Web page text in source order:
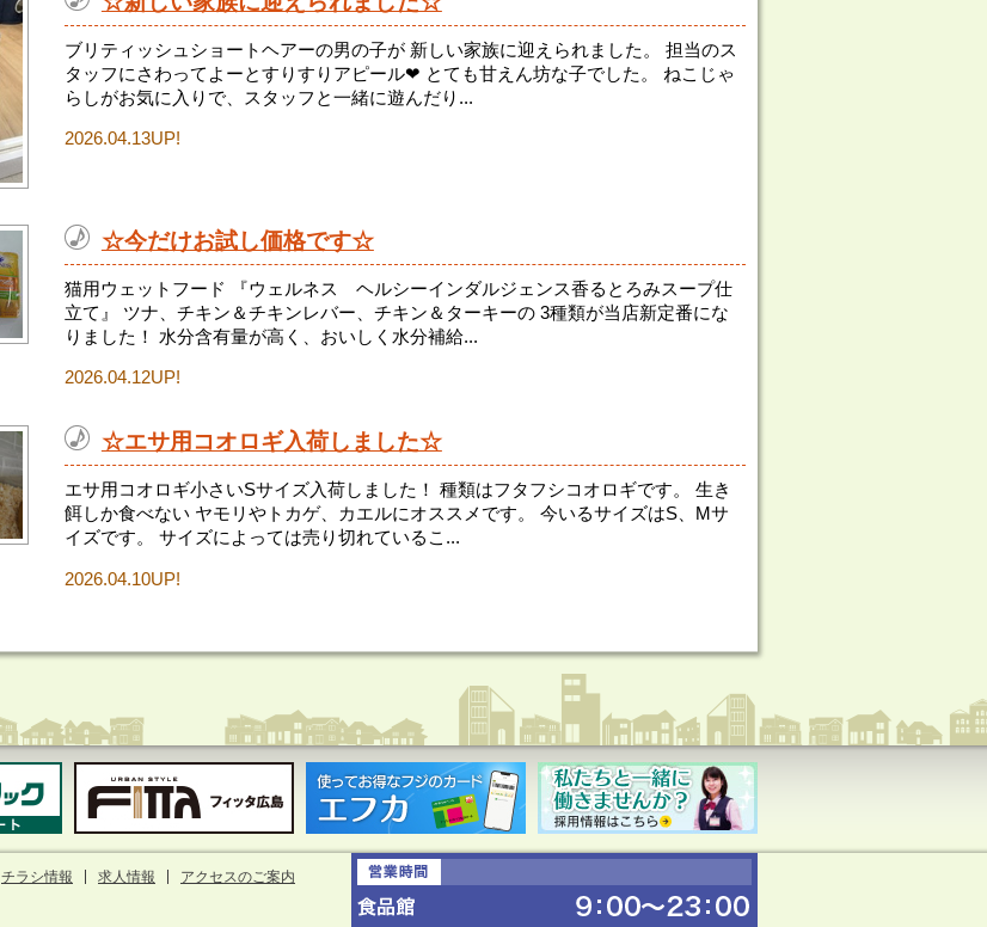
ブリティッシュショートヘアーの男の子が 新しい家族に迎えられました。 担当のス
タッフにさわってよーとすりすりアピール❤ とても甘えん坊な子でした。 ねこじゃ
らしがお気に入りで、スタッフと一緒に遊んだり...
2026.04.13UP!
☆今だけお試し価格です☆
猫用ウェットフード 『ウェルネス ヘルシーインダルジェンス香るとろみスープ仕
立て』 ツナ、チキン＆チキンレバー、チキン＆ターキーの 3種類が当店新定番にな
りました！ 水分含有量が高く、おいしく水分補給...
2026.04.12UP!
☆エサ用コオロギ入荷しました☆
エサ用コオロギ小さいSサイズ入荷しました！ 種類はフタフシコオロギです。 生き
餌しか食べない ヤモリやトカゲ、カエルにオススメです。 今いるサイズはS、Mサ
イズです。 サイズによっては売り切れているこ...
2026.04.10UP!
チラシ情報 求人情報
アクセスのご案内